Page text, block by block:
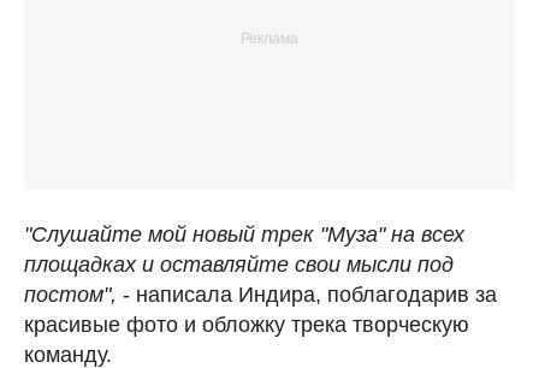
"Слушайте мой новый трек "Муза" на всех
площадках и оставляйте свои мысли под
постом", - написала Индира, поблагодарив за
красивые фото и обложку трека творческую
команду.